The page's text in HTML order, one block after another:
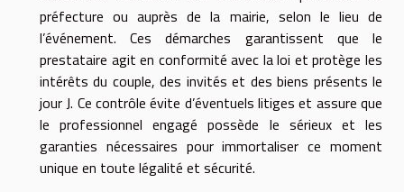
préfecture ou auprès de la mairie, selon le lieu de
l’événement. Ces démarches garantissent que le
prestataire agit en conformité avec la loi et protège les
intérêts du couple, des invités et des biens présents le
jour J. Ce contrôle évite d’éventuels litiges et assure que
le professionnel engagé possède le sérieux et les
garanties nécessaires pour immortaliser ce moment
unique en toute légalité et sécurité.